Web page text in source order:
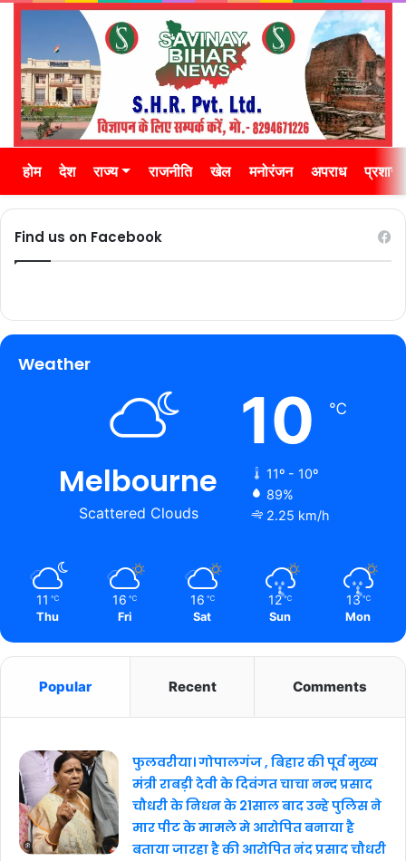
होम देश राज्य राजनीति खेल मनोरंजन अपराध
Find us on Facebook
Weather
Melbourne
Scattered Clouds
10 ℃
11º - 10º
89%
2.25 km/h
11 ℃
Thu
16 ℃
Fri
16 ℃
Sat
12 ℃
Sun
13 ℃
Mon
Popular Recent Comments
फुलवरीया। गोपालगंज , बिहार की पूर्व मुख्य
मंत्री राबड़ी देवी के दिवंगत चाचा नन्द प्रसाद
चौधरी के निधन के 21साल बाद उन्हे पुलिस ने
मार पीट के मामले मे आरोपित बनाया है
बताया जारहा है की आरोपित नंद प्रसाद चौधरी